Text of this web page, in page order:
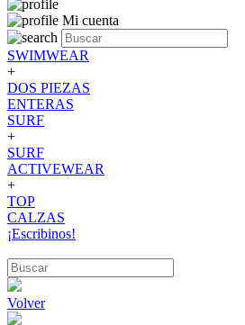
Mi cuenta
SWIMWEAR
+
DOS PIEZAS
ENTERAS
SURF
+
SURF
ACTIVEWEAR
+
TOP
CALZAS
¡Escribinos!
Volver